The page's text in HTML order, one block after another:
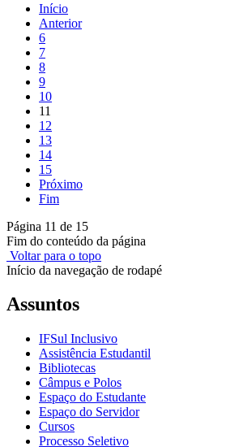
Início
Anterior
6
7
8
9
10
11
12
13
14
15
Próximo
Fim
Página 11 de 15
Fim do conteúdo da página
Voltar para o topo
Início da navegação de rodapé
Assuntos
IFSul Inclusivo
Assistência Estudantil
Bibliotecas
Câmpus e Polos
Espaço do Estudante
Espaço do Servidor
Cursos
Processo Seletivo